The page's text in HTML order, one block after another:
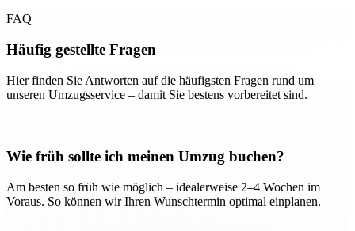
FAQ
Häufig gestellte Fragen
Hier finden Sie Antworten auf die häufigsten Fragen rund um
unseren Umzugsservice – damit Sie bestens vorbereitet sind.
Wie früh sollte ich meinen Umzug buchen?
Am besten so früh wie möglich – idealerweise 2–4 Wochen im
Voraus. So können wir Ihren Wunschtermin optimal einplanen.